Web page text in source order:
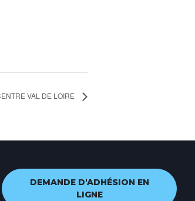
VAL DE LOIRE
DEMANDE D'ADHÉSION EN
LIGNE